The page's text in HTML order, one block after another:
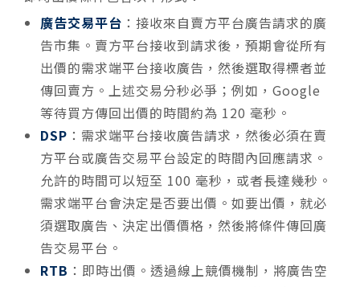
廣告交易平台 ：接收來自賣方平台廣告請求的廣
告市集。賣方平台接收到請求後，預期會從所有
出價的需求端平台接收廣告，然後選取得標者並
傳回賣方。上述交易分秒必爭；例如，Google
等待買方傳回出價的時間約為 120 毫秒。
DSP ：需求端平台接收廣告請求，然後必須在賣
方平台或廣告交易平台設定的時間內回應請求。
允許的時間可以短至 100 毫秒，或者長達幾秒。
需求端平台會決定是否要出價。如要出價，就必
須選取廣告、決定出價價格，然後將條件傳回廣
告交易平台。
RTB ：即時出價。透過線上競價機制，將廣告空